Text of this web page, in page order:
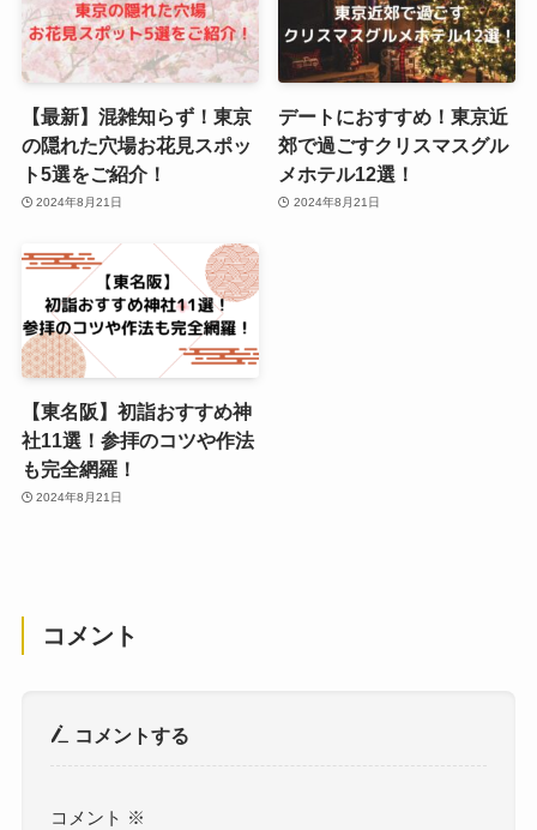
【最新】混雑知らず！東京
の隠れた穴場お花見スポッ
ト5選をご紹介！
2024年8月21日
デートにおすすめ！東京近
郊で過ごすクリスマスグル
メホテル12選！
2024年8月21日
【東名阪】初詣おすすめ神
社11選！参拝のコツや作法
も完全網羅！
2024年8月21日
コメント
コメントする
コメント ※